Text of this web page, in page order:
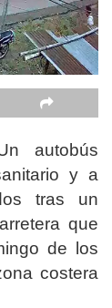
autobús
y a
tras un
que
de los
costera